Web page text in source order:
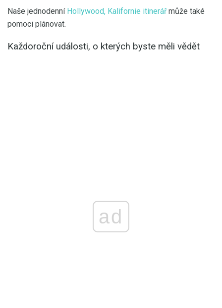
Naše jednodenní Hollywood, Kalifornie itinerářmůže také
pomoci plánovat.
Každoroční události, o kterých byste měli vědět
ad